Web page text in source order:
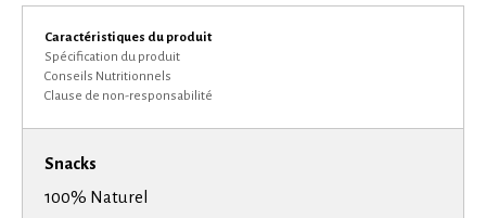
Caractéristiques du produit
Spécification du produit
Conseils Nutritionnels
Clause de non-responsabilité
Snacks
100% Naturel